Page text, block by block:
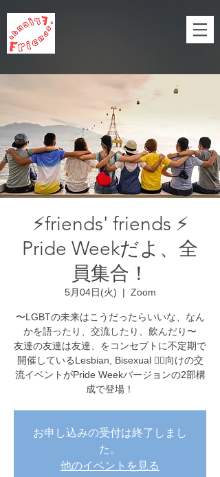
⚡friends' friends ⚡
Pride Weekだよ、全
員集合！
5月04日(火)
  |
Zoom
〜LGBTの未来はこうだったらいいな、なん
かを語ったり、交流したり、飲んだり〜
友達の友達は友達、をコンセプトに不定期で
開催しているLesbian, Bisexual 🏳️‍🌈向けの交
流イベントがPride Weekバージョンの2部構
成で登場！
お申し込みの受付は終了しまし
た。
他のイベントを見る